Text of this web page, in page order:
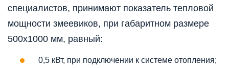
специалистов, принимают показатель тепловой
мощности змеевиков, при габаритном размере
500х1000 мм, равный:
0,5 кВт, при подключении к системе отопления;